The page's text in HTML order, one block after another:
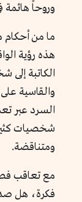
وروحاً
ما من أحكام
هذه رؤية
الكاتبة إلى
والقاسية
السرد عبر
شخصيات
ومتناقضة.
مع تعاقب
فكرة، هل